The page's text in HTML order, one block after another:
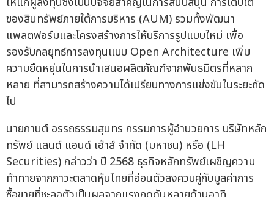
ของสินทรัพย์ภายใต้การบริหาร (AUM) รวมทั้งพัฒนา
แพลตฟอร์มและโครงสร้างการให้บริการรูปแบบใหม่ เพื่อ
รองรับกลยุทธ์การลงทุนแบบ Open Architecture เพิ่ม
ความยืดหยุ่นในการนำเสนอผลิตภัณฑ์จากพันธมิตรที่หลาก
หลาย ที่สามารถสร้างความได้เปรียบทางการแข่งขันในระยะถัด
ไป
นายกานต์ อรรถธรรมสุนทร กรรมการผู้อำนวยการ บริษัทหลัก
ทรัพย์ แลนด์ แอนด์ เฮ้าส์ จำกัด (มหาชน) หรือ (LH
Securities) กล่าวว่า ปี 2568 ธุรกิจหลักทรัพย์เผชิญความ
ท้าทายจากภาวะตลาดหุ้นไทยที่อ่อนตัวลงควบคู่กับมูลค่าการ